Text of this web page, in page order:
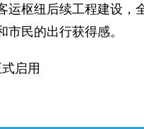
运枢纽后续工程建设，
民的出行获得感。
启用